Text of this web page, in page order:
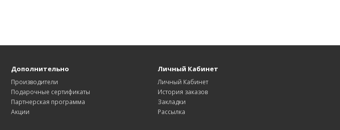
Дополнительно
Производители
Подарочные сертификаты
Партнерская программа
Акции
Личный Кабинет
Личный Кабинет
История заказов
Закладки
Рассылка